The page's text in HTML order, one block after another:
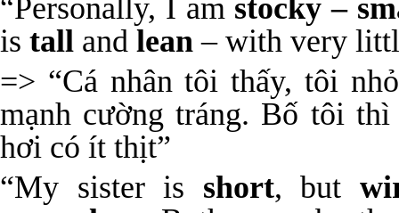
“Personally, I am stocky –
is tall and lean – with very
=> “Cá nhân tôi thấy, tôi
mạnh cường tráng. Bố tôi
hơi có ít thịt”
“My sister is short, but